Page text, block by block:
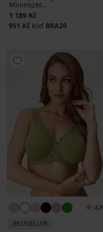
Minimizer...
1 189 Kč
951 Kč kód BRA20
4,8
BESTSELLER